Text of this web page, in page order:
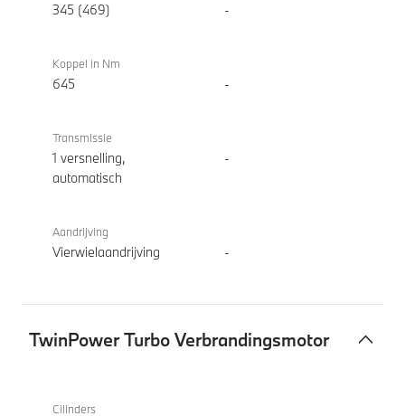
345 (469) -
Koppel in Nm
645 -
Transmissie
1 versnelling,
automatisch
-
Aandrijving
Vierwielaandrijving -
TwinPower Turbo Verbrandingsmotor
Turbo
iX3 50
Cilinders